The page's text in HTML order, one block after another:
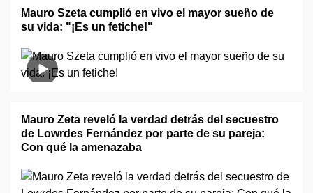
Mauro Szeta cumplió en vivo el mayor sueño de
su vida: "¡Es un fetiche!"
Mauro Zeta reveló la verdad detrás del secuestro
de Lowrdes Fernández por parte de su pareja:
Con qué la amenazaba